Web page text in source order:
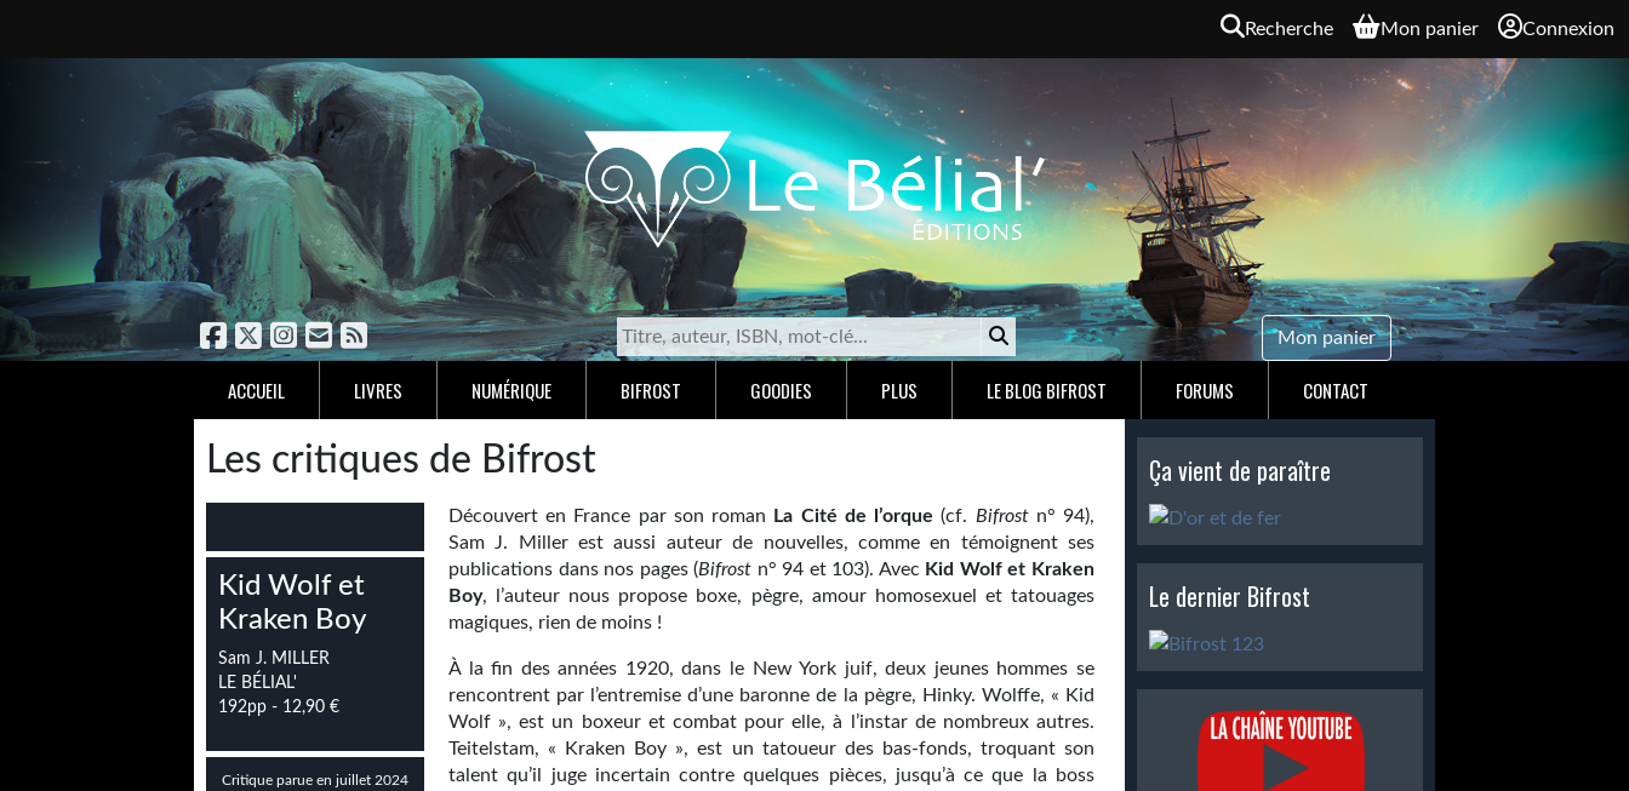
Recherche Mon panier Connexion
Mon panier
ACCUEIL LIVRES NUMÉRIQUE BIFROST GOODIES PLUS LE BLOG BIFROST FORUMS CONTACT
Les critiques de Bifrost
Kid Wolf et
Kraken Boy
Sam J. MILLER
LE BÉLIAL'
192pp - 12,90 €
Critique parue en juillet 2024
Découvert en France par son roman La Cité de l’orque(cf. Bifrostn° 94),
Sam J. Miller est aussi auteur de nouvelles, comme en témoignent ses
publications dans nos pages (Bifrost n° 94 et 103). Avec Kid Wolf et Kraken
Boy, l’auteur nous propose boxe, pègre, amour homosexuel et tatouages
magiques, rien de moins !
À la fin des années 1920, dans le New York juif, deux jeunes hommes se
rencontrent par l’entremise d’une baronne de la pègre, Hinky. Wolffe, « Kid
Wolf », est un boxeur et combat pour elle, à l’instar de nombreux autres.
Teitelstam, « Kraken Boy », est un tatoueur des bas-fonds, troquant son
talent qu’il juge incertain contre quelques pièces, jusqu’à ce que la boss
Ça vient de paraître
Le dernier Bifrost